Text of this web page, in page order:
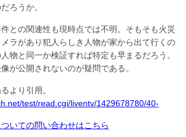
ろうか。
件との関連性も現時点では不明。そもそも火災
ラがあり犯人らしき人物が家から出て行くの
物と同一か検証すれば特定も早まるだろう。
が公開されないのが疑問である。
より引用。
test/read.cgi/liventv/1429678780/40-
いての問い合わせはこちら